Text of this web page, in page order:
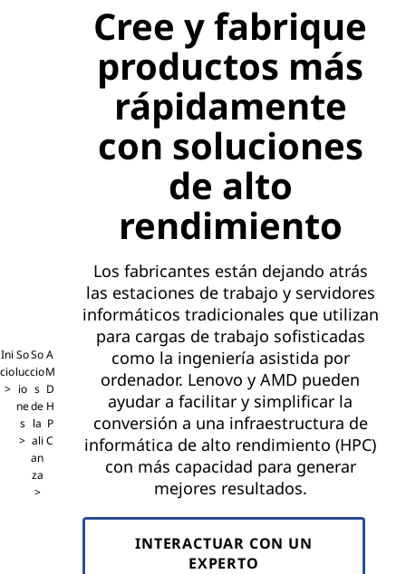
Ini
cio
So
luc
io
ne
s
So
cio
s
de
la
ali
an
za
A
M
D
H
P
C
Cree y fabrique
productos más
rápidamente
con soluciones
de alto
rendimiento
Los fabricantes están dejando atrás
las estaciones de trabajo y servidores
informáticos tradicionales que utilizan
para cargas de trabajo sofisticadas
como la ingeniería asistida por
ordenador. Lenovo y AMD pueden
ayudar a facilitar y simplificar la
conversión a una infraestructura de
informática de alto rendimiento (HPC)
con más capacidad para generar
mejores resultados.
INTERACTUAR CON UN
EXPERTO